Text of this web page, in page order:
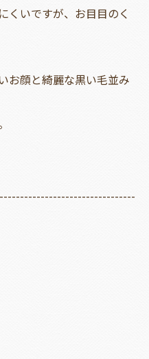
くいですが、お目目のく
お顔と綺麗な黒い毛並み